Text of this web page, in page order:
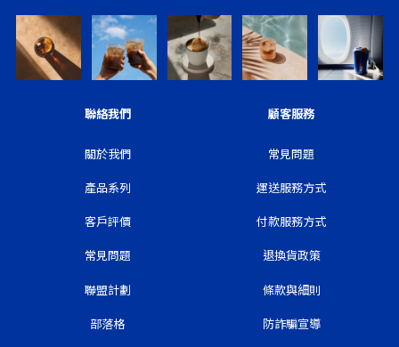
聯絡我們
關於我們
產品系列
客戶評價
常見問題
聯盟計劃
部落格
顧客服務
常見問題
運送服務方式
付款服務方式
退換貨政策
條款與細則
防詐騙宣導